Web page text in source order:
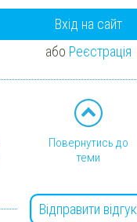
Вхід на сайт
або Реєстрація
Повернутись до
теми
Відправити відгук